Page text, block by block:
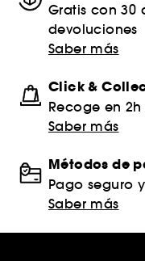
Gratis con 30
devoluciones
Saber más
Click &
Recoge en
Saber más
Métodos de
Pago seguro
Saber más